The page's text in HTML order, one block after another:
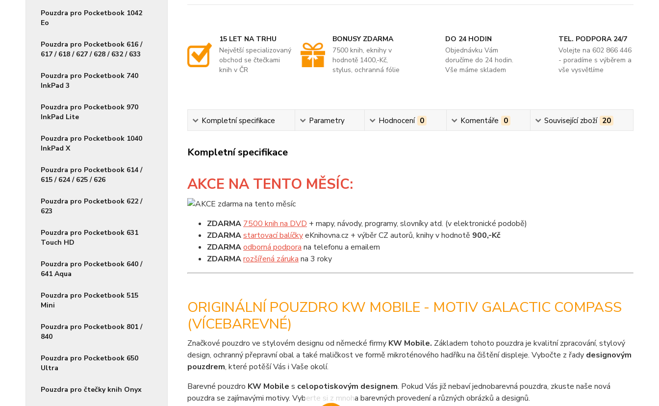
Pouzdra pro Pocketbook 1042
Eo
Pouzdra pro Pocketbook 616 /
617 / 618 / 627 / 628 / 632 / 633
Pouzdra pro Pocketbook 740
InkPad 3
Pouzdra pro Pocketbook 970
InkPad Lite
Pouzdra pro Pocketbook 1040
InkPad X
Pouzdra pro Pocketbook 614 /
615 / 624 / 625 / 626
Pouzdra pro Pocketbook 622 /
623
Pouzdra pro Pocketbook 631
Touch HD
Pouzdra pro Pocketbook 640 /
641 Aqua
Pouzdra pro Pocketbook 515
Mini
Pouzdra pro Pocketbook 801 /
840
Pouzdra pro Pocketbook 650
Ultra
Pouzdra pro čtečky knih Onyx
15 LET NA TRHU
Největší specializovaný
obchod se čtečkami
knih v ČR
BONUSY ZDARMA
7500 knih, eknihy v
hodnotě 1400,-Kč,
stylus, ochranná fólie
DO 24 HODIN
Objednávku Vám
doručíme do 24 hodin.
Vše máme skladem
TEL. PODPORA 24/7
Volejte na 602 866 446
- poradíme s výběrem a
vše vysvětlíme
Kompletní specifikace Parametry Hodnocení 0 Komentáře 0 Související zboží 20
Kompletní specifikace
AKCE NA TENTO MĚSÍC:
ZDARMA 7500 knih na DVD + mapy, návody, programy, slovníky atd. (v elektronické podobě)
ZDARMAstartovací balíčkyeKnihovna.cz + výběr CZ autorů, knihy v hodnotě 900,-Kč
ZDARMAodborná podpora na telefonu a emailem
ZDARMArozšířená záruka na 3 roky
ORIGINÁLNÍ POUZDRO KW MOBILE - MOTIV GALACTIC COMPASS
(VÍCEBAREVNÉ)
Značkové pouzdro ve stylovém designu od německé firmy KW Mobile. Základem tohoto pouzdra je kvalitní zpracování, stylový
design, ochranný přepravní obal a také maličkost ve formě mikroténového hadříku na čištění displeje. Vybočte z řady designovým
pouzdrem, které potěší Vás i Vaše okolí.
Barevné pouzdro KW Mobile s celopotiskovým designem. Pokud Vás již nebaví jednobarevná pouzdra, zkuste naše nová
pouzdra se zajímavými motivy. Vyberte si z mnoha barevných provedení a různých obrázků a designů.